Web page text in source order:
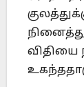
விதியை